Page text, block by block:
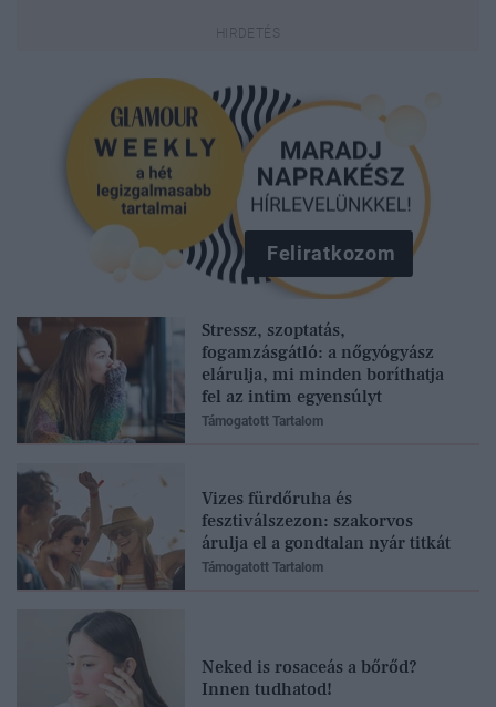
Feliratkozom
Stressz, szoptatás,
fogamzásgátló: a nőgyógyász
elárulja, mi minden boríthatja
fel az intim egyensúlyt
Támogatott Tartalom
Vizes fürdőruha és
fesztiválszezon: szakorvos
árulja el a gondtalan nyár titkát
Támogatott Tartalom
Neked is rosaceás a bőrőd?
Innen tudhatod!